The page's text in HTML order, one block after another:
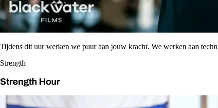
Tijdens dit uur werken we puur aan jouw kracht. We werken aan
Strength
Strength Hour